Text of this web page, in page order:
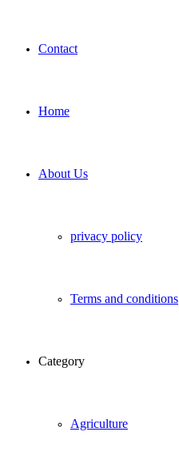
Contact
Home
About Us
privacy policy
Terms and conditions
Category
Agriculture